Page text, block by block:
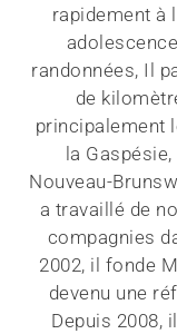
rapidement à
randonnées, Il
de
principalement
la
Nouveau-
a travaillé de
compagnies
2002, il fonde
devenu une
Depuis 2008,